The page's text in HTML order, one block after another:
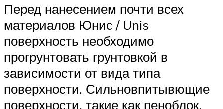
Перед нанесением почти всех
материалов Юнис / Unis
поверхность необходимо
прогрунтовать грунтовкой в
зависимости от вида типа
поверхности. Сильновпитывющие
поверхности, такие как пеноблок,